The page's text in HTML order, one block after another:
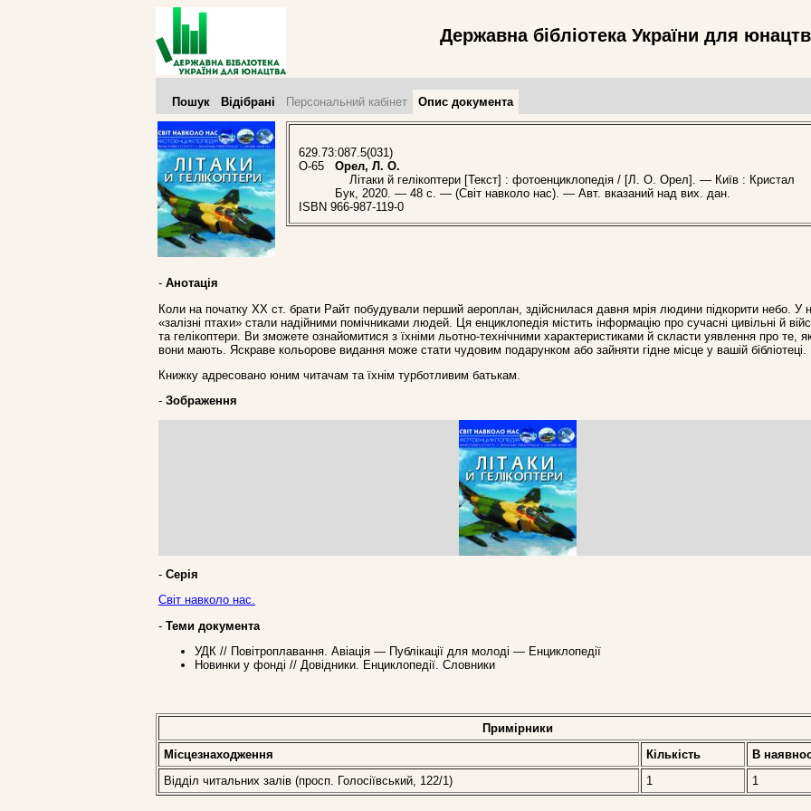
Державна бібліотека України для
Пошук Відібрані Персональний кабінет Опис документа
629.73:087.5(031)
О-65
Орел, Л. О.
Літаки й гелікоптери [Текст] : фотоенциклопедія / [Л. О. Орел]. — Київ : Кристал
Бук, 2020. — 48 с. — (Світ навколо нас). — Авт. вказаний над вих. дан.
ISBN 966-987-119-0
- Анотація
Коли на початку XX ст. брати Райт побудували перший аероплан, здійснилася давня мрія людини підкорити небо. У
«залізні птахи» стали надійними помічниками людей. Ця енциклопедія містить інформацію про сучасні цивільні й
та гелікоптери. Ви зможете ознайомитися з їхніми льотно-технічними характеристиками й скласти уявлення про те,
вони мають. Яскраве кольорове видання може стати чудовим подарунком або зайняти гідне місце у вашій бібліотеці.
Книжку адресовано юним читачам та їхнім турботливим батькам.
- Зображення
- Серія
Світ навколо нас.
- Теми документа
УДК // Повітроплавання. Авіація — Публікації для молоді — Енциклопедії
Новинки у фонді // Довідники. Енциклопедії. Словники
Примірники
Місцезнаходження
Кількість
В
Відділ читальних залів (просп. Голосіївський, 122/1)
1 1